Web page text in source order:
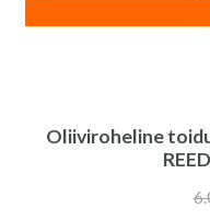
Oliiviroheline